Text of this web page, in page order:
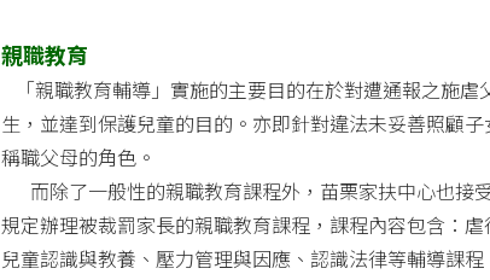
親職教育
「親職教育輔導」實施的主要目的在於對遭通報之施
生，並達到保護兒童的目的。亦即針對違法未妥善照顧
稱職父母的角色。
而除了一般性的親職教育課程外，苗栗家扶中心也接
規定辦理被裁罰家長的親職教育課程，課程內容包含：
兒童認識與教養、壓力管理與因應、認識法律等輔導課